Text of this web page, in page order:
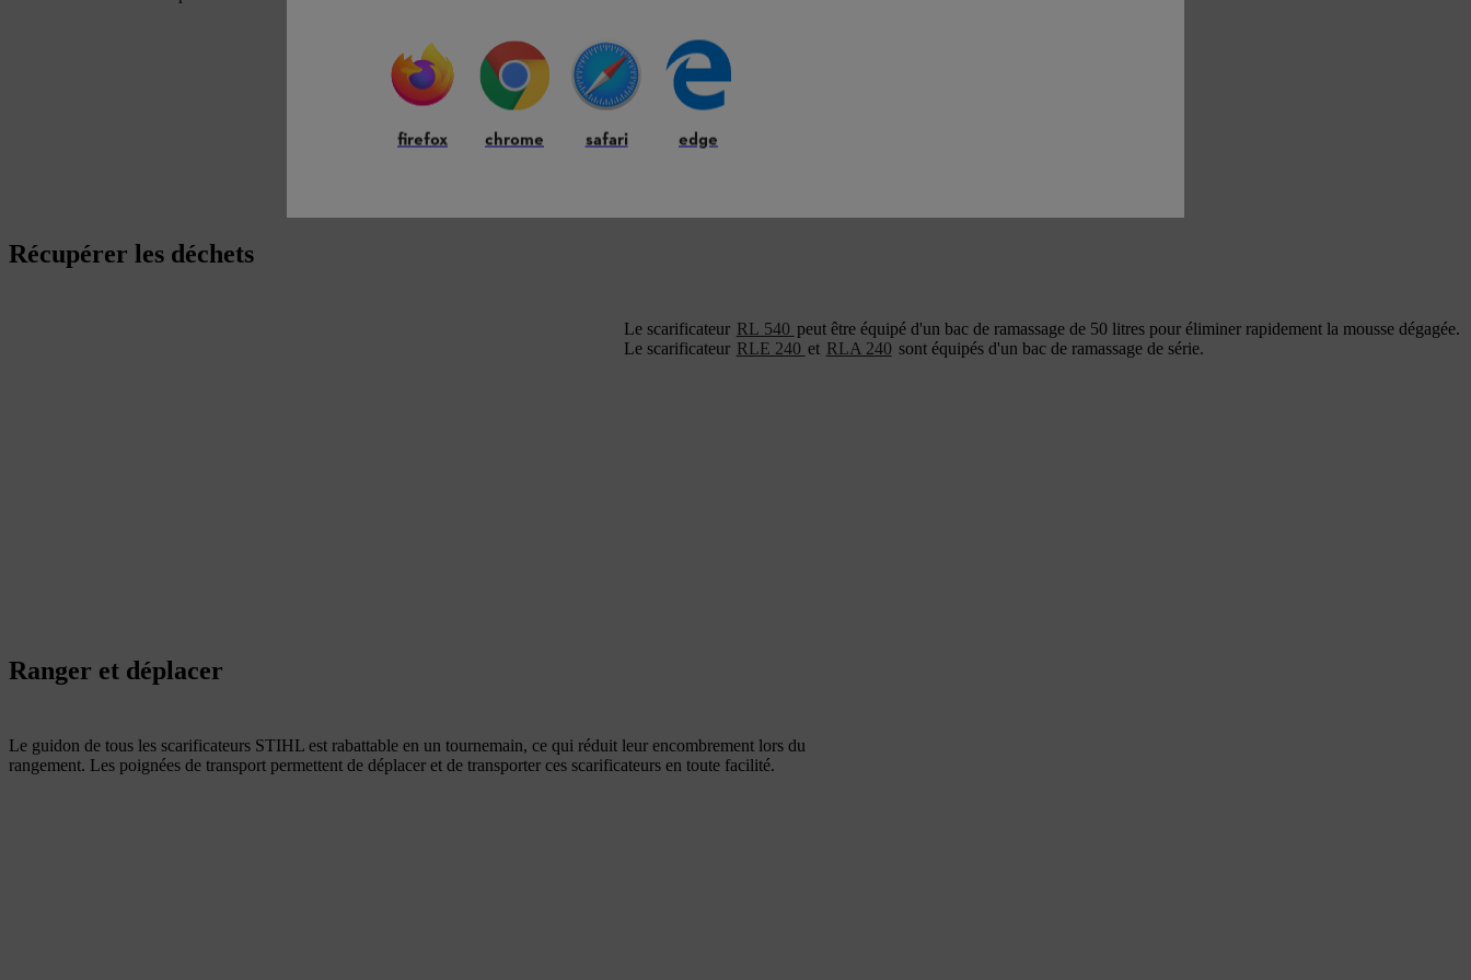
Récupérer les déchets
Le scarificateur RL 540 peut être équipé d'un bac de ramassage de 50 litres pour éliminer rapidement la mousse dégagée.
Le scarificateur RLE 240 et RLA 240 sont équipés d'un bac de ramassage de série.
Ranger et déplacer
Le guidon de tous les scarificateurs STIHL est rabattable en un tournemain, ce qui réduit leur encombrement lors du
rangement. Les poignées de transport permettent de déplacer et de transporter ces scarificateurs en toute facilité.
firefox chrome safari edge